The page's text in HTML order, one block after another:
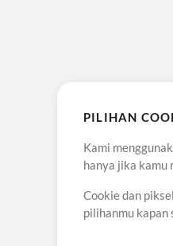
PILIHAN
Kami
hanya jika kamu
Cookie dan
pilihanmu kapan